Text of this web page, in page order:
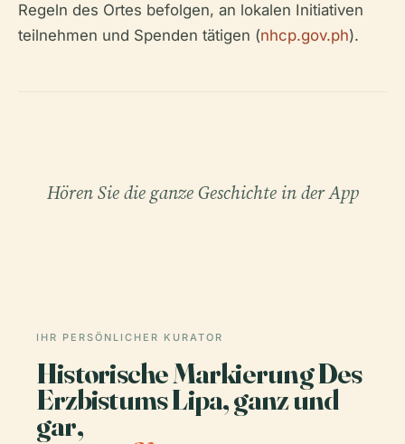
Regeln des Ortes befolgen, an lokalen Initiativen
teilnehmen und Spenden tätigen (nhcp.gov.ph).
Hören Sie die ganze Geschichte in der App
IHR PERSÖNLICHER KURATOR
Historische Markierung Des
Erzbistums Lipa, ganz und
gar,